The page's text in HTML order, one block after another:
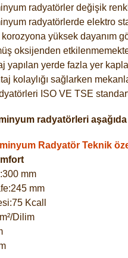
radyatörler değişik
radyatörlerde elektro
yüksek dayanım
oksijenden
yapılan yerde fazla yer
kolaylığı sağlarken
ISO VE TSE
radyatörleri
Radyatör Teknik
mm
mm
Kcall
Dilim